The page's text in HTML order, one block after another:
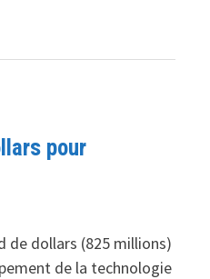
pour
de dollars (825 millions)
de la technologie